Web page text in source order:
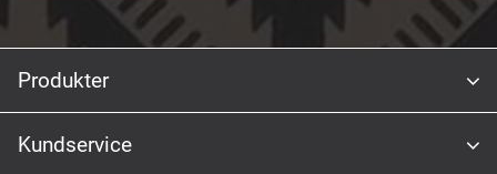
Produkter
Kundservice